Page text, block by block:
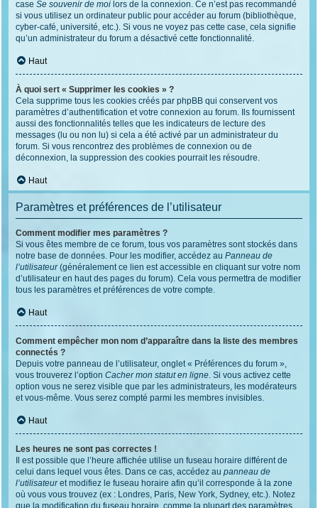
case Se souvenir de moi lors de la connexion. Ce n’est pas recommandé
si vous utilisez un ordinateur public pour accéder au forum (bibliothèque,
cyber-café, université, etc.). Si vous ne voyez pas cette case, cela signifie
qu’un administrateur du forum a désactivé cette fonctionnalité.
Haut
À quoi sert « Supprimer les cookies » ?
Cela supprime tous les cookies créés par phpBB qui conservent vos
paramètres d’authentification et votre connexion au forum. Ils fournissent
aussi des fonctionnalités telles que les indicateurs de lecture des
messages (lu ou non lu) si cela a été activé par un administrateur du
forum. Si vous rencontrez des problèmes de connexion ou de
déconnexion, la suppression des cookies pourrait les résoudre.
Haut
Paramètres et préférences de l’utilisateur
Comment modifier mes paramètres ?
Si vous êtes membre de ce forum, tous vos paramètres sont stockés dans
notre base de données. Pour les modifier, accédez au Panneau de
l’utilisateur(généralement ce lien est accessible en cliquant sur votre nom
d’utilisateur en haut des pages du forum). Cela vous permettra de modifier
tous les paramètres et préférences de votre compte.
Haut
Comment empêcher mon nom d’apparaître dans la liste des membres
connectés ?
Depuis votre panneau de l’utilisateur, onglet « Préférences du forum »,
vous trouverez l’option Cacher mon statut en ligne. Si vous activez cette
option vous ne serez visible que par les administrateurs, les modérateurs
et vous-même. Vous serez compté parmi les membres invisibles.
Haut
Les heures ne sont pas correctes !
Il est possible que l’heure affichée utilise un fuseau horaire différent de
celui dans lequel vous êtes. Dans ce cas, accédez au panneau de
l’utilisateuret modifiez le fuseau horaire afin qu’il corresponde à la zone
où vous vous trouvez (ex : Londres, Paris, New York, Sydney, etc.). Notez
que la modification du fuseau horaire, comme la plupart des paramètres,